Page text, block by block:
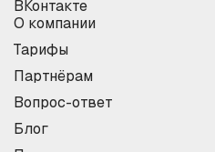
ВКонтакте
О компании
Тарифы
Партнёрам
Вопрос-ответ
Блог